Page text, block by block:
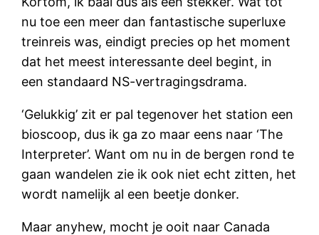
nu toe een meer dan fantastische superluxe
treinreis was, eindigt precies op het moment
dat het meest interessante deel begint, in
een standaard NS-vertragingsdrama.
‘Gelukkig’ zit er pal tegenover het station een
bioscoop, dus ik ga zo maar eens naar ‘The
Interpreter’. Want om nu in de bergen rond te
gaan wandelen zie ik ook niet echt zitten, het
wordt namelijk al een beetje donker.
Maar anyhew, mocht je ooit naar Canada